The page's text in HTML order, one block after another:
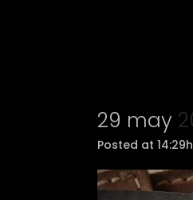
29 may
Posted at 14:29h